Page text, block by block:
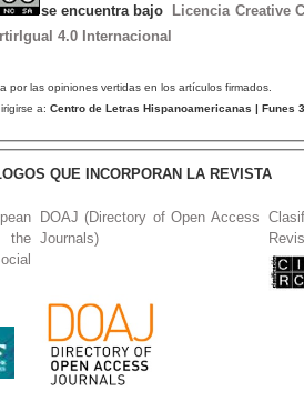
se encuentra bajo
Licencia Creative
4.0 Internacional
por las opiniones vertidas en los artículos firmados.
a: Centro de Letras Hispanoamericanas | Funes
QUE INCORPORAN LA REVISTA
the
DOAJ (Directory of Open Access
Journals)